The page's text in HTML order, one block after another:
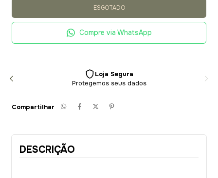
Compre via WhatsApp
Loja Segura
Protegemos seus dados
Compartilhar
DESCRIÇÃO